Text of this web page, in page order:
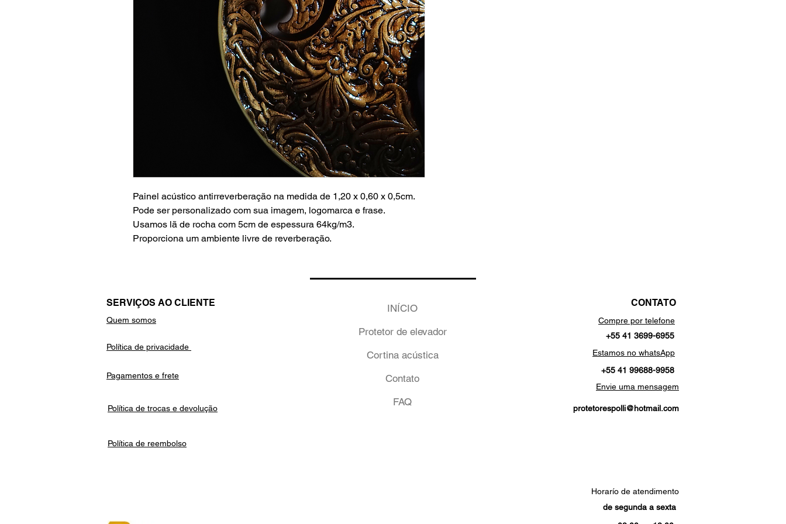
Painel acústico antirreverberação na medida de 1,20 x 0,60 x 0,5cm.
Pode ser personalizado com sua imagem, logomarca e frase.
Usamos lã de rocha com 5cm de espessura 64kg/m3.
Proporciona um ambiente livre de reverberação.
SERVIÇOS AO CLIENTE
Quem somos
Política de privacidade
Pagamentos e frete
Política de trocas e devolução
INÍCIO
Protetor de elevador
Cortina acústica
Contato
FAQ
CONTATO
Compre por telefone
+55 41 3699-6955
Estamos no whatsApp
+55 41 99688-9958
Envie uma mensagem
protetorespolli@hotmail.com
Política de reembolso
Horarío de atendimento
de segunda a sexta